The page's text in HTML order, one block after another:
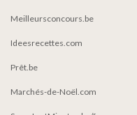
Meilleursconcours.be
Ideesrecettes.com
Prêt.be
Marchés-de-Noël.com